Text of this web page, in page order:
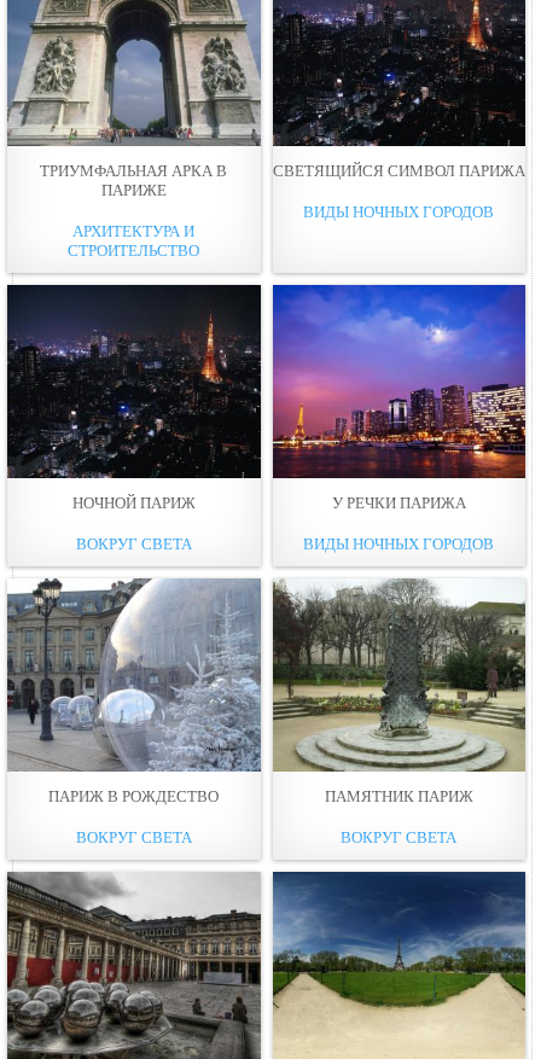
ТРИУМФАЛЬНАЯ АРКА В
ПАРИЖЕ
АРХИТЕКТУРА И
СТРОИТЕЛЬСТВО
СВЕТЯЩИЙСЯ СИМВОЛ ПАРИЖА
ВИДЫ НОЧНЫХ ГОРОДОВ
НОЧНОЙ ПАРИЖ
ВОКРУГ СВЕТА
У РЕЧКИ ПАРИЖА
ВИДЫ НОЧНЫХ ГОРОДОВ
ПАРИЖ В РОЖДЕСТВО
ВОКРУГ СВЕТА
ПАМЯТНИК ПАРИЖ
ВОКРУГ СВЕТА